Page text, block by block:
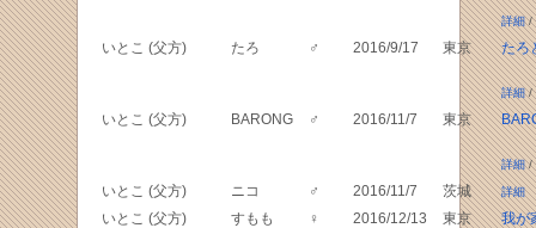
詳細/
いとこ (父方) たろ ♂ 2016/9/17 東京 たろ
詳細/
いとこ (父方) BARONG ♂ 2016/11/7 東京
詳細/
いとこ (父方) ニコ ♂ 2016/11/7 茨城 詳細
いとこ (父方) すもも ♀ 2016/12/13 東京 我が